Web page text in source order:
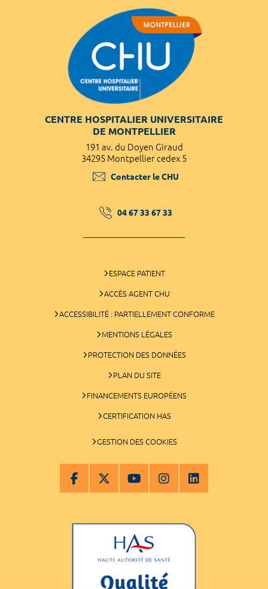
CENTRE HOSPITALIER UNIVERSITAIRE
DE MONTPELLIER
191 av. du Doyen Giraud
34295 Montpellier cedex 5
Contacter le CHU
04 67 33 67 33
ESPACE PATIENT
ACCÈS AGENT CHU
ACCESSIBILITÉ : PARTIELLEMENT CONFORME
MENTIONS LÉGALES
PROTECTION DES DONNÉES
PLAN DU SITE
FINANCEMENTS EUROPÉENS
CERTIFICATION HAS
GESTION DES COOKIES